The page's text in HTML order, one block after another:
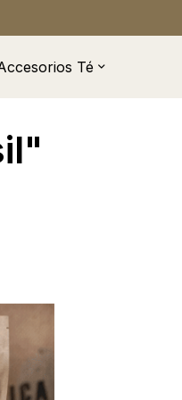
Té